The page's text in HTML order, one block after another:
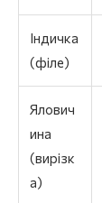
Індичка
(філе)
Ялович
ина
(вирізк
а)